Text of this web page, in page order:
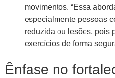
movimentos. “Essa
especialmente pessoas
reduzida ou lesões, pois
exercícios de forma
Ênfase no